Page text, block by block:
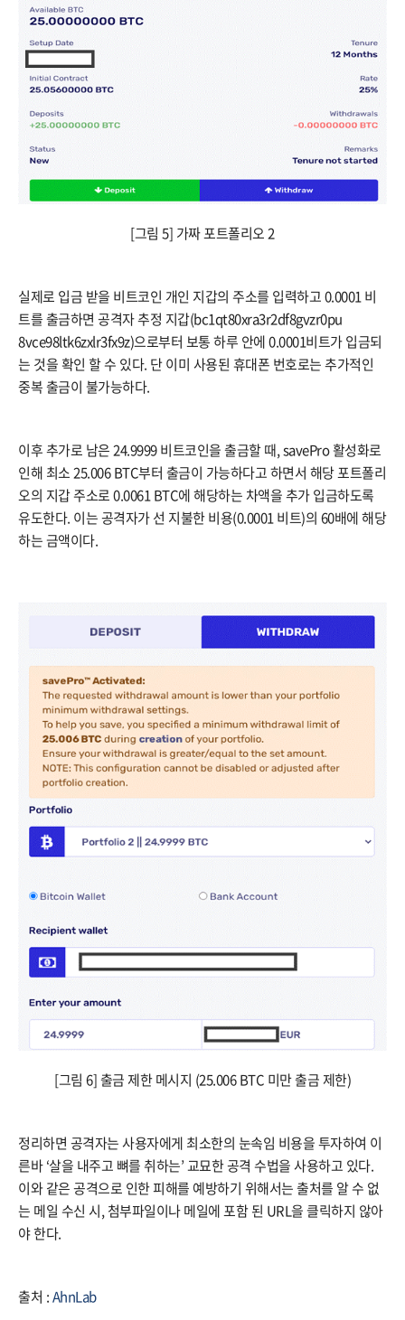
[그림 5] 가짜 포트폴리오 2
실제로 입금 받을 비트코인 개인 지갑의 주소를 입력하고 0.0001 비
트를 출금하면 공격자 추정 지갑(bc1qt80xra3r2df8gvzr0pu
8vce98ltk6zxlr3fx9z)으로부터 보통 하루 안에 0.0001비트가 입금되
는 것을 확인 할 수 있다. 단 이미 사용된 휴대폰 번호로는 추가적인
중복 출금이 불가능하다.
이후 추가로 남은 24.9999 비트코인을 출금할 때, savePro 활성화로
인해 최소 25.006 BTC부터 출금이 가능하다고 하면서 해당 포트폴리
오의 지갑 주소로 0.0061 BTC에 해당하는 차액을 추가 입금하도록
유도한다. 이는 공격자가 선 지불한 비용(0.0001 비트)의 60배에 해당
하는 금액이다.
[그림 6] 출금 제한 메시지 (25.006 BTC 미만 출금 제한)
정리하면 공격자는 사용자에게 최소한의 눈속임 비용을 투자하여 이
른바 ‘살을 내주고 뼈를 취하는’ 교묘한 공격 수법을 사용하고 있다.
이와 같은 공격으로 인한 피해를 예방하기 위해서는 출처를 알 수 없
는 메일 수신 시, 첨부파일이나 메일에 포함 된 URL을 클릭하지 않아
야 한다.
출처 :AhnLab